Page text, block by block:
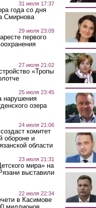
31 июля 17:37
года со дня
Смирнова
29 июля 23:09
первого
27 июля 21:02
«Тропы
25 июля 23:45
нарушения
озера
24 июля 21:06
комитет
обороне и
области
23 июля 21:31
мира» на
выставили
22 июля 22:34
в Касимове